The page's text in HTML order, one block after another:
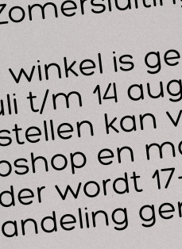
Handtrainer heeft diverse
sport, fitness en
het zachte en flexibele